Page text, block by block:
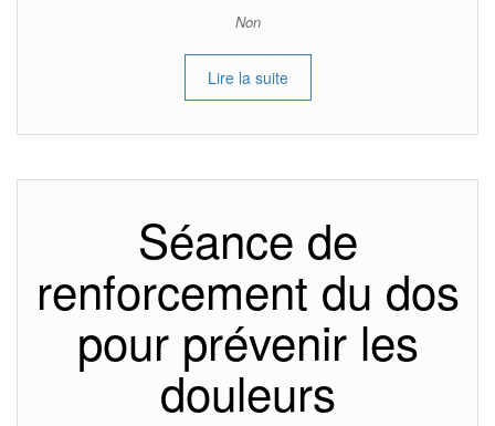
Non
Lire la suite
Séance de
renforcement du dos
pour prévenir les
douleurs